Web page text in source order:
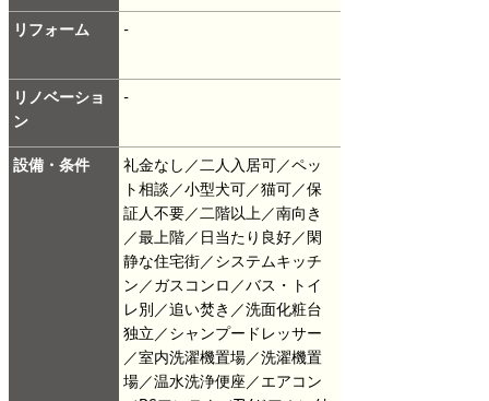
リフォーム -
リノベーショ
ン
-
設備・条件
礼金なし／二人入居可／ペッ
ト相談／小型犬可／猫可／保
証人不要／二階以上／南向き
／最上階／日当たり良好／閑
静な住宅街／システムキッチ
ン／ガスコンロ／バス・トイ
レ別／追い焚き／洗面化粧台
独立／シャンプードレッサー
／室内洗濯機置場／洗濯機置
場／温水洗浄便座／エアコン